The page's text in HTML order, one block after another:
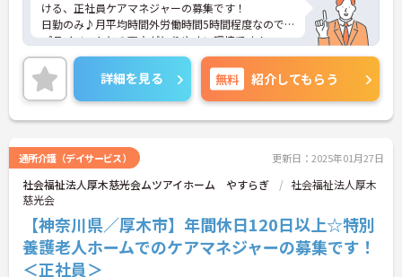
ける、正社員ケアマネジャーの募集です！
日勤のみ♪月平均時間外労働時間5時間程度なので
プライベートとの両立がとりやすい環境です！
ご興味ある方には、面接対策ポイントなど、さらに
詳細をお話しいたしますのでお気軽にご相談くださ
い。
詳細を見る 無料 紹介してもらう
通所介護（デイサービス） 更新日：2025年01月27日
社会福祉法人厚木慈光会ムツアイホーム やすらぎ
社会福祉法人厚木
慈光会
【神奈川県／厚木市】年間休日120日以上☆特別
養護老人ホームでのケアマネジャーの募集です！
＜正社員＞